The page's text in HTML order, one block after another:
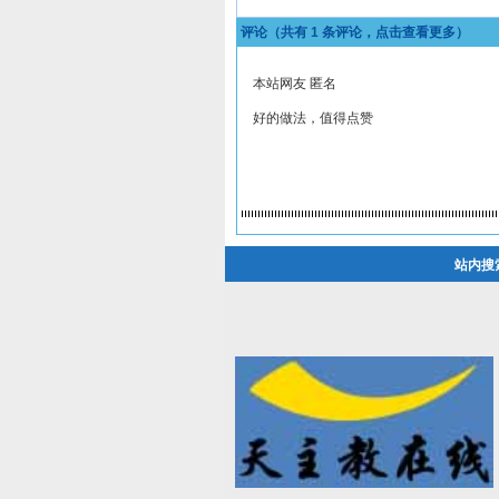
评论（共有 1 条评论，点击查看更多）
本站网友 匿名
好的做法，值得点赞
站内搜